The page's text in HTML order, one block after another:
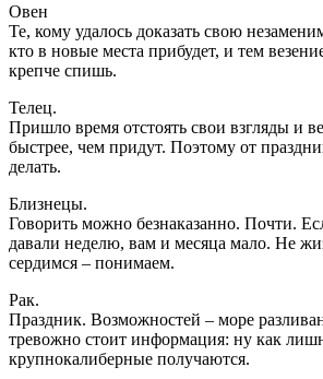
Овен
Те, кому удалось доказать свою
кто в новые места прибудет, и тем
крепче спишь.
Телец.
Пришло время отстоять свои взгляды и
быстрее, чем придут. Поэтому от
делать.
Близнецы.
Говорить можно безнаказанно. Почти.
давали неделю, вам и месяца мало. Не
сердимся – понимаем.
Рак.
Праздник. Возможностей – море
тревожно стоит информация: ну как
крупнокалиберные получаются.